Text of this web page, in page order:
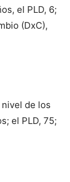
el PLD, 6;
(DxC),
de los
el PLD, 75;